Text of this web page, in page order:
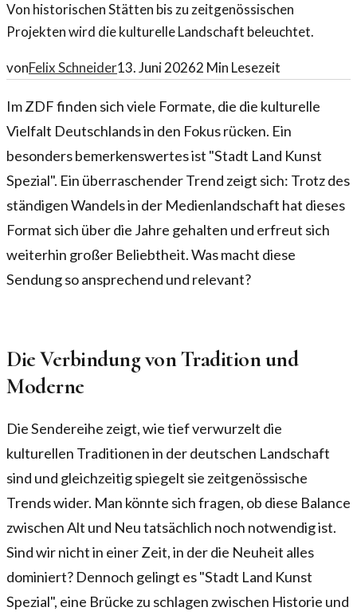
Von historischen Stätten bis zu zeitgenössischen
Projekten wird die kulturelle Landschaft beleuchtet.
vonFelix Schneider13. Juni 20262 Min Lesezeit
Im ZDF finden sich viele Formate, die die kulturelle
Vielfalt Deutschlands in den Fokus rücken. Ein
besonders bemerkenswertes ist "Stadt Land Kunst
Spezial". Ein überraschender Trend zeigt sich: Trotz des
ständigen Wandels in der Medienlandschaft hat dieses
Format sich über die Jahre gehalten und erfreut sich
weiterhin großer Beliebtheit. Was macht diese
Sendung so ansprechend und relevant?
Die Verbindung von Tradition und
Moderne
Die Sendereihe zeigt, wie tief verwurzelt die
kulturellen Traditionen in der deutschen Landschaft
sind und gleichzeitig spiegelt sie zeitgenössische
Trends wider. Man könnte sich fragen, ob diese Balance
zwischen Alt und Neu tatsächlich noch notwendig ist.
Sind wir nicht in einer Zeit, in der die Neuheit alles
dominiert? Dennoch gelingt es "Stadt Land Kunst
Spezial", eine Brücke zu schlagen zwischen Historie und